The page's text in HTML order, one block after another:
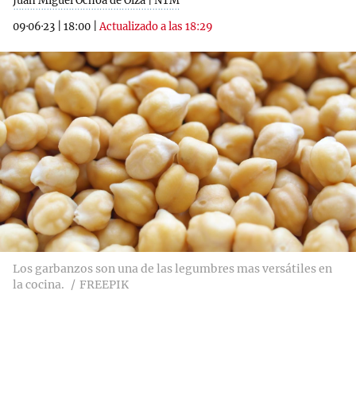
09·06·23
18:00 |Actualizado a las 18:29
Los garbanzos son una de las legumbres mas versátiles en
la cocina.
FREEPIK